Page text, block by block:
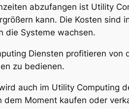
abzufangen ist Utility
kann. Die Kosten sind
die Systeme wachsen.
Diensten profitieren
zu bedienen.
auch im Utility Computing
dem Moment kaufen oder